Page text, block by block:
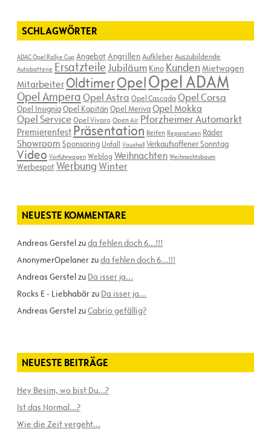
SCHLAGWÖRTER
ADAC Opel Rallye Cup AngebotAngrillenAufkleberAuszubildende
Autobatterie ErsatzteileJubiläum Kino KundenMietwagen
Mitarbeiter OldtimerOpelOpel ADAM
Opel AmperaOpel Astra Opel Cascada Opel Corsa
Opel InsigniaOpel Kapitän Opel MerivaOpel Mokka
Opel ServiceOpel Vivaro Open Air Pforzheimer Automarkt
Premierenfest Präsentation Reifen Reparaturen Räder
Showroom Sponsoring Unfall Vauxhall Verkaufsoffener Sonntag
Video Vorführwagen Weblog Weihnachten Weihnachtsbaum
WerbespotWerbungWinter
NEUESTE KOMMENTARE
Andreas Gerstelzuda fehlen doch 6…!!!
AnonymerOpelanerzuda fehlen doch 6…!!!
Andreas Gerstelzu Da isser ja…
Rocks E - Liebhabärzu Da isser ja…
Andreas GerstelzuCabrio gefällig?
NEUESTE BEITRÄGE
Hey Besim, wo bist Du…?
Ist das Normal…?
Wie die Zeit vergeht…